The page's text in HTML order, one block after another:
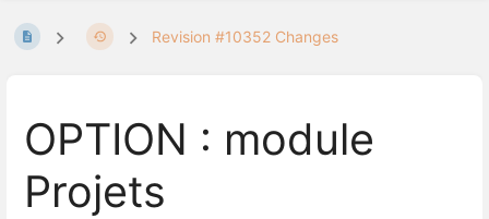
Revision #10352 Changes
OPTION : module
Projets